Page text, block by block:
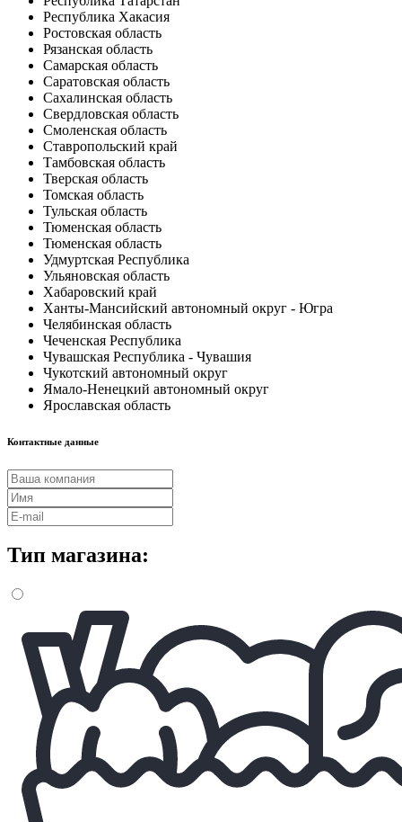
Республика Хакасия
Ростовская область
Рязанская область
Самарская область
Саратовская область
Сахалинская область
Свердловская область
Смоленская область
Ставропольский край
Тамбовская область
Тверская область
Томская область
Тульская область
Тюменская область
Тюменская область
Удмуртская Республика
Ульяновская область
Хабаровский край
Ханты-Мансийский автономный округ - Югра
Челябинская область
Чеченская Республика
Чувашская Республика - Чувашия
Чукотский автономный округ
Ямало-Ненецкий автономный округ
Ярославская область
Контактные данные
Тип магазина: